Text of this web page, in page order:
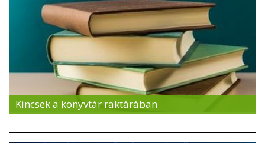
Kincsek a könyvtár raktárában